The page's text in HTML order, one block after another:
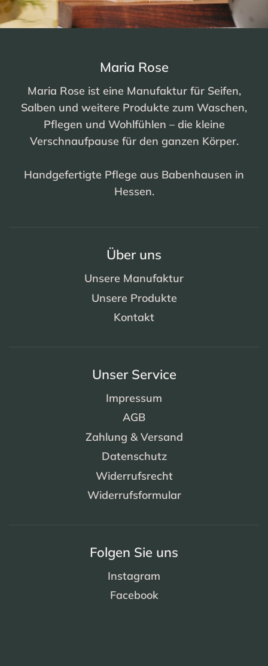
Maria Rose
Maria Rose ist eine Manufaktur für Seifen,
Salben und weitere Produkte zum Waschen,
Pflegen und Wohlfühlen – die kleine
Verschnaufpause für den ganzen Körper.
Handgefertigte Pflege aus Babenhausen in
Hessen.
Über uns
Unsere Manufaktur
Unsere Produkte
Kontakt
Unser Service
Impressum
AGB
Zahlung & Versand
Datenschutz
Widerrufsrecht
Widerrufsformular
Folgen Sie uns
Instagram
Facebook